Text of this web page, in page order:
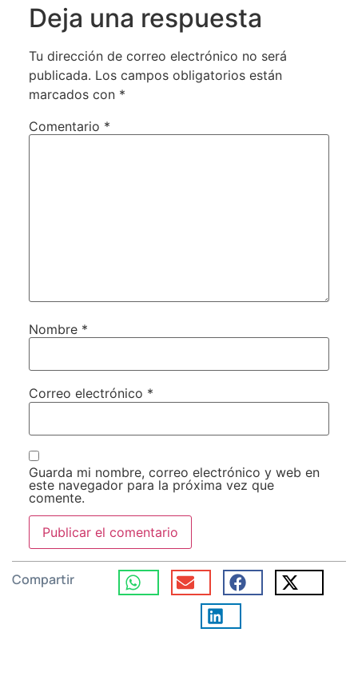
Deja una respuesta
Tu dirección de correo electrónico no será
publicada. Los campos obligatorios están
marcados con *
Comentario *
Nombre *
Correo electrónico *
Guarda mi nombre, correo electrónico y web en
este navegador para la próxima vez que
comente.
Compartir